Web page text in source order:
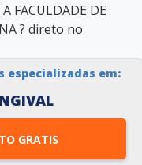
especializadas em:
REALIZE UM ORÇAMENTO GRATIS
FACULDADE DE
? direto no